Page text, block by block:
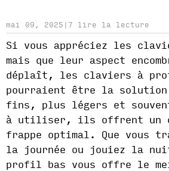
mai 09, 2025 7 lire la lecture
Si vous appréciez les
mais que leur aspect
déplaît, les claviers à
pourraient être la
fins, plus légers et
à utiliser, ils offrent un
frappe optimal. Que vous
la journée ou jouiez la
profil bas vous offre le